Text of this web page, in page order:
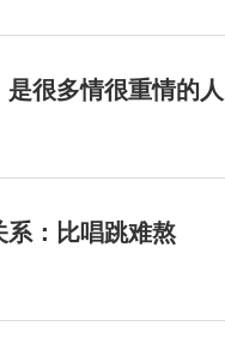
很多情很重情的人
系：比唱跳难熬